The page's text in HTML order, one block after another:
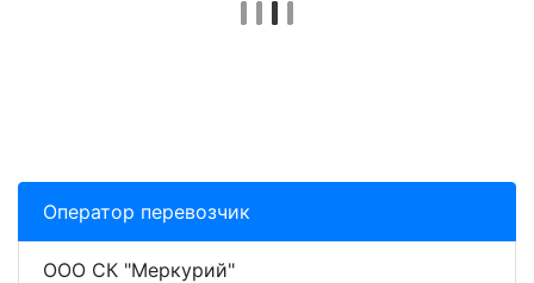
Оператор перевозчик
ООО СК "Меркурий"